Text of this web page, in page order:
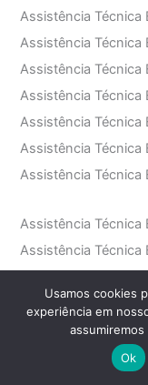
Assistência Técnica
Assistência Técnica
Assistência Técnica
Assistência Técnica
Assistência Técnica
Assistência
Assistência
Assistência Técnica
Assistência
Assistência
Assistência
Assistência
Usamos cookies
experiência em
Ok